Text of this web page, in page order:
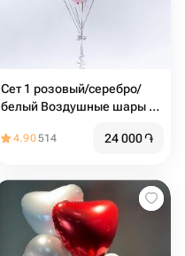
Сет 1 розовый/серебро/
белый Воздушные шары с
4.90514 24 000֏